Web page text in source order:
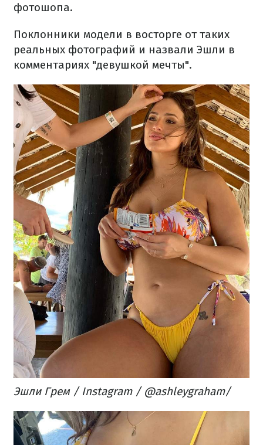
фотошопа.
Поклонники модели в восторге от таких
реальных фотографий и назвали Эшли в
комментариях "девушкой мечты".
Эшли Грем / Instagram / @ashleygraham/